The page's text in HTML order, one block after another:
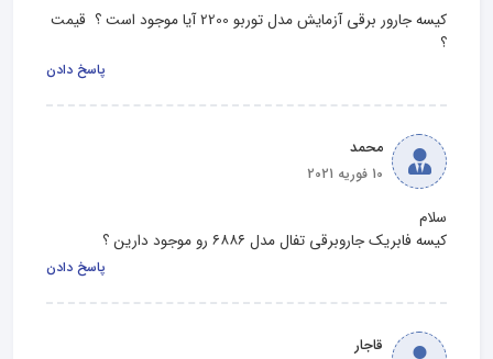
کیسه جارور برقی آزمایش مدل توربو 2200 آیا موجود است ؟  قیمت
؟
پاسخ دادن
محمد
10 فوریه 2021
کیسه فابریک جاروبرقی تفال مدل ۶۸۸۶ رو موجود دارین ؟
پاسخ دادن
قاجار